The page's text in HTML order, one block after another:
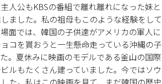
人公もKBSの番組で離れ離れになった妹と
ました。私の祖母もこのような経験をして
面では、韓国の子供達がアメリカの軍人に
コを貰おうと一生懸命走っている沖縄の子
。夏休みに映画のモデルである釜山の国際
ルもたくさん建っていました。今ではソウ